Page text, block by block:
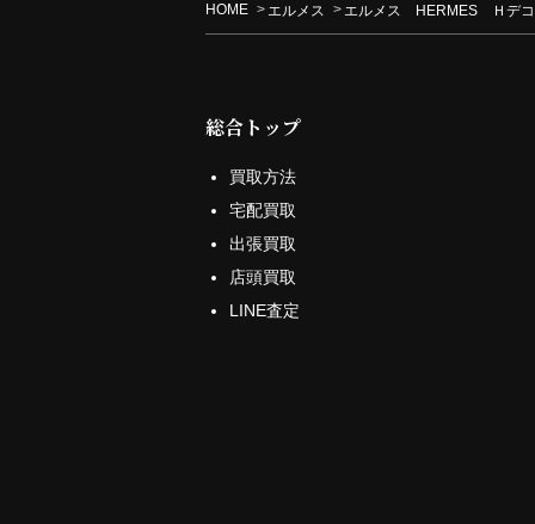
HOME エルメス エルメス HERMES Ｈデ
総合トップ
買取方法
宅配買取
出張買取
店頭買取
LINE査定